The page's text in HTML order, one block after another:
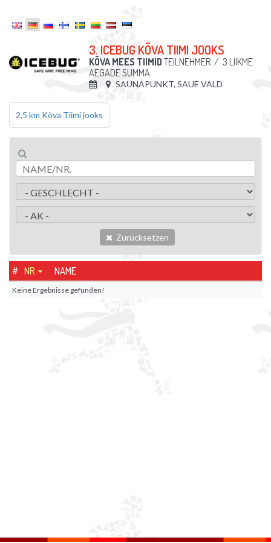
3. ICEBUG KÕVA TIIMI JOOKS
KÕVA MEES TIIMID TEILNEHMER / 3 LIIKME
AEGADE SUMMA
SAUNAPUNKT, SAUE VALD
2,5 km Kõva Tiimi jooks
Zurücksetzen
# NR. NAME
Keine Ergebnisse gefunden!